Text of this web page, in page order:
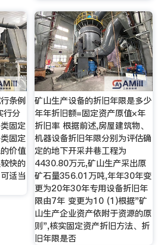
条例
行分
固定
固定
价值
快的
适当
矿山生产设备的折旧年限是多少
年年折旧额=固定资产原值×年
折旧率 根据前述,房屋建筑物、
机器设备折旧年限分别为评估确
定的地下开采井巷工程为
4430.80万元,矿山生产采出原
矿石量356.01万吨,年年30年变
更为20年30年专用设备折旧年
限由7年 变更为10 (1)根据"矿
山生产企业资产依附于资源的原
则",核实固定资产折旧方法、折
旧年限是否